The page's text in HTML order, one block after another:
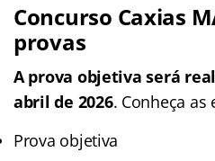
Concurso Caxias
provas
A prova objetiva será
abril de 2026. Conheça as
Prova objetiva